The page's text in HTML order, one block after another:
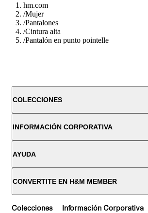
hm.com
/Mujer
/Pantalones
/Cintura alta
/Pantalón en punto pointelle
COLECCIONES
INFORMACIÓN CORPORATIVA
AYUDA
CONVERTITE EN H&M MEMBER
Colecciones Información Corporativa